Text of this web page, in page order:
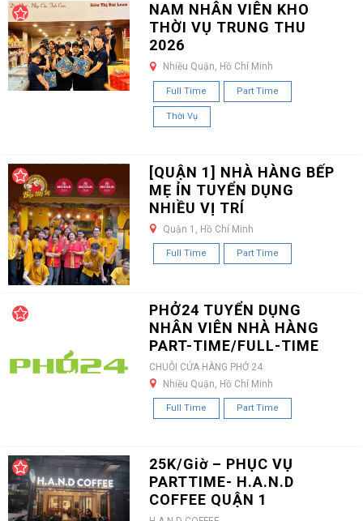
NAM NHÂN VIÊN KHO
THỜI VỤ TRUNG THU
2026
Nhiều Quận, Hồ Chí Minh
Full Time Part Time
Thời Vụ
[QUẬN 1] NHÀ HÀNG BẾP
MẸ ỈN TUYỂN DỤNG
NHIỀU VỊ TRÍ
Quận 1, Hồ Chí Minh
Full Time Part Time
PHỞ24 TUYỂN DỤNG
NHÂN VIÊN NHÀ HÀNG
PART-TIME/FULL-TIME
CHUỖI CỬA HÀNG PHỞ 24
Nhiều Quận, Hồ Chí Minh
Full Time Part Time
25K/Giờ – PHỤC VỤ
PARTTIME- H.A.N.D
COFFEE QUẬN 1